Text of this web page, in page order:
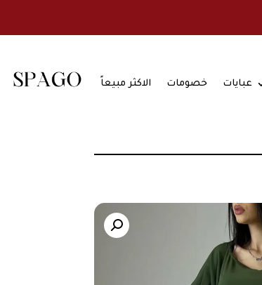
الاكثر مبيعاً خصومات عبايات